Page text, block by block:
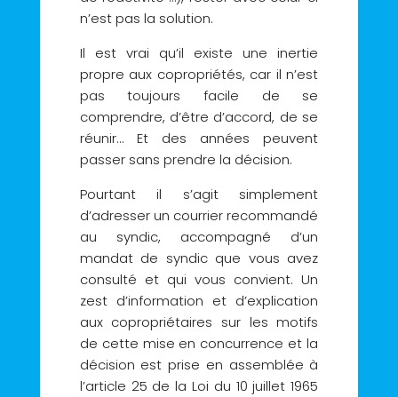
n’est pas la solution.
Il est vrai qu’il existe une inertie
propre aux copropriétés, car il n’est
pas toujours facile de se
comprendre, d’être d’accord, de se
réunir… Et des années peuvent
passer sans prendre la décision.
Pourtant il s’agit simplement
d’adresser un courrier recommandé
au syndic, accompagné d’un
mandat de syndic que vous avez
consulté et qui vous convient. Un
zest d’information et d’explication
aux copropriétaires sur les motifs
de cette mise en concurrence et la
décision est prise en assemblée à
l’article 25 de la Loi du 10 juillet 1965